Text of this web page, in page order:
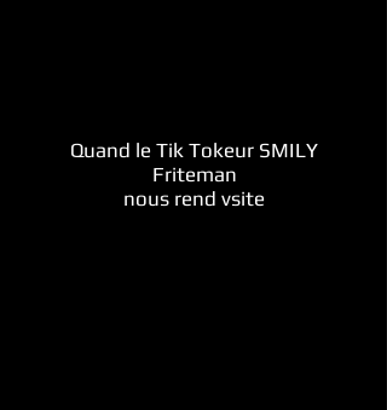
Quand le Tik Tokeur SMILY
Friteman
nous rend vsite